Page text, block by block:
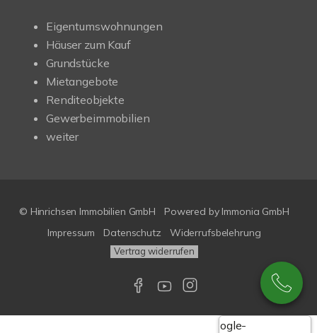
Eigentumswohnungen
Häuser zum Kauf
Grundstücke
Mietangebote
Renditeobjekte
Gewerbeimmobilien
weiter
© Hinrichsen Immobilien GmbH Powered by Immonia GmbH
Impressum
Datenschutz Widerrufsbelehrung
Vertrag widerrufen
Google-